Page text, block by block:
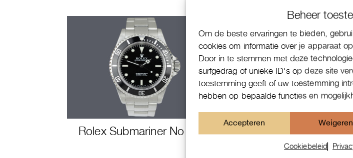
Beheer
Om de beste ervaringen te bieden,
cookies om informatie over je apparaat
Door in te stemmen met deze
surfgedrag of unieke ID's op deze site
toestemming geeft of uw toestemming
hebben op bepaalde functies en
Accepteren Weigeren
Cookiebeleid
Rolex Submariner No Date IWC Da